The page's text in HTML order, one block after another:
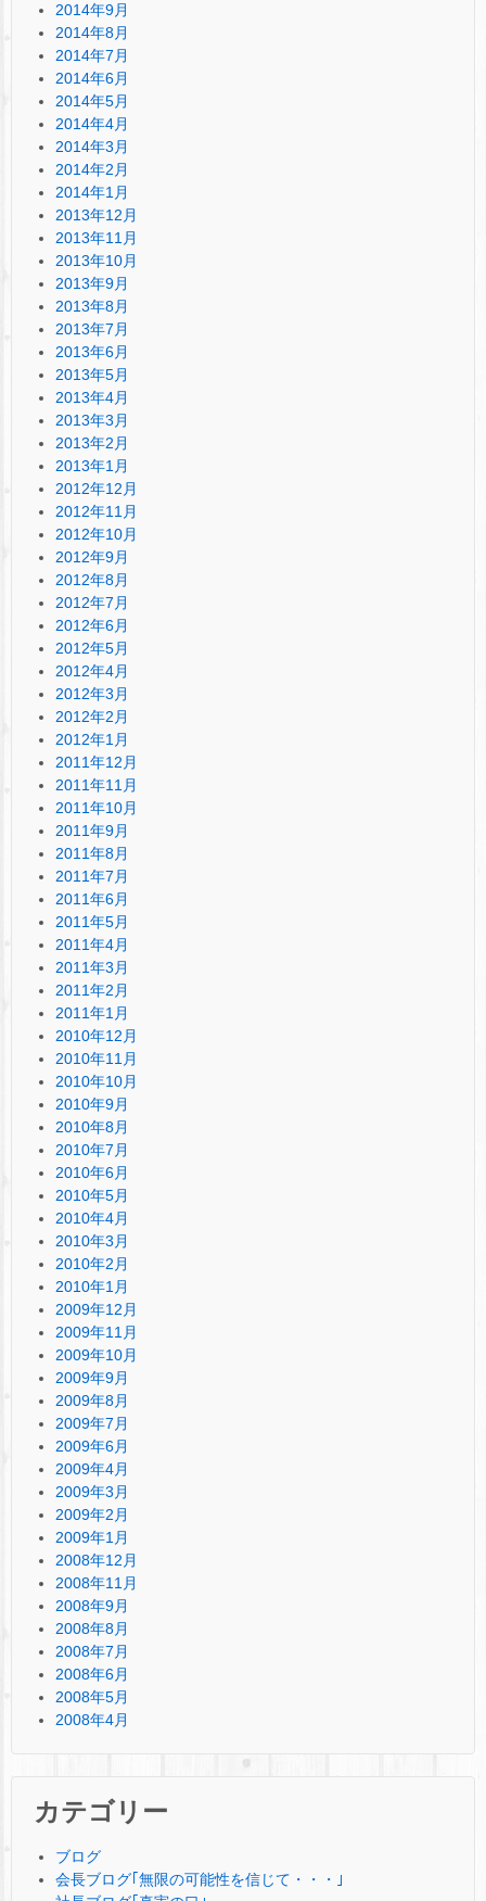
2014年9月
2014年8月
2014年7月
2014年6月
2014年5月
2014年4月
2014年3月
2014年2月
2014年1月
2013年12月
2013年11月
2013年10月
2013年9月
2013年8月
2013年7月
2013年6月
2013年5月
2013年4月
2013年3月
2013年2月
2013年1月
2012年12月
2012年11月
2012年10月
2012年9月
2012年8月
2012年7月
2012年6月
2012年5月
2012年4月
2012年3月
2012年2月
2012年1月
2011年12月
2011年11月
2011年10月
2011年9月
2011年8月
2011年7月
2011年6月
2011年5月
2011年4月
2011年3月
2011年2月
2011年1月
2010年12月
2010年11月
2010年10月
2010年9月
2010年8月
2010年7月
2010年6月
2010年5月
2010年4月
2010年3月
2010年2月
2010年1月
2009年12月
2009年11月
2009年10月
2009年9月
2009年8月
2009年7月
2009年6月
2009年4月
2009年3月
2009年2月
2009年1月
2008年12月
2008年11月
2008年9月
2008年8月
2008年7月
2008年6月
2008年5月
2008年4月
カテゴリー
ブログ
会長ブログ｢無限の可能性を信じて・・・｣